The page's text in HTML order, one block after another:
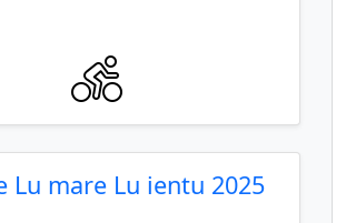
Lu mare Lu ientu 2025